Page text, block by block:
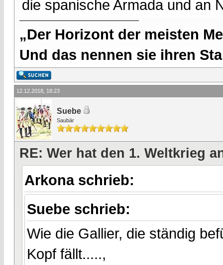
die spanische Armada und an
„Der Horizont der meisten
Und das nennen sie ihren
12.12.2018, 18:23
Suebe
Saubär
RE: Wer hat den 1. Weltkrieg
Arkona schrieb:
Suebe schrieb:
Wie die Gallier, die ständig
Kopf fällt.....,